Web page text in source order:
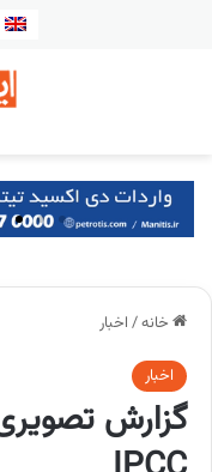
خانه/ اخبار
اخبار